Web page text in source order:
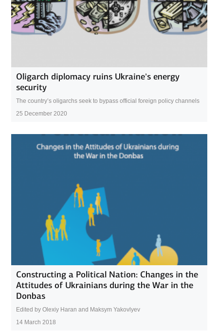
Oligarch diplomacy ruins Ukraine’s energy
security
The country’s oligarchs seek to bypass official foreign policy channels
25 December 2020
Constructing a Political Nation: Changes in the
Attitudes of Ukrainians during the War in the
Donbas
Edited by Olexiy Haran and Maksym Yakovlyev
14 March 2018